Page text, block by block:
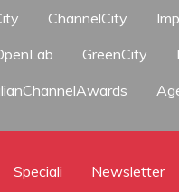
ChannelCity
GreenCity
Speciali Newsletter